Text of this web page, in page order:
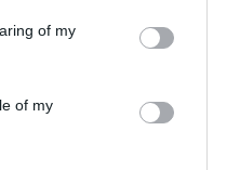
of my
of my
británico del Mundial hasta